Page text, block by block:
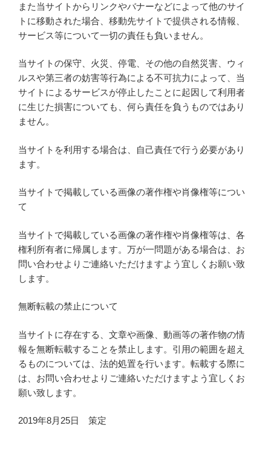
また当サイトからリンクやバナーなどによって他のサイ
トに移動された場合、移動先サイトで提供される情報、
サービス等について一切の責任も負いません。
当サイトの保守、火災、停電、その他の自然災害、ウィ
ルスや第三者の妨害等行為による不可抗力によって、当
サイトによるサービスが停止したことに起因して利用者
に生じた損害についても、何ら責任を負うものではあり
ません。
当サイトを利用する場合は、自己責任で行う必要があり
ます。
当サイトで掲載している画像の著作権や肖像権等につい
て
当サイトで掲載している画像の著作権や肖像権等は、各
権利所有者に帰属します。万が一問題がある場合は、お
問い合わせよりご連絡いただけますよう宜しくお願い致
します。
無断転載の禁止について
当サイトに存在する、文章や画像、動画等の著作物の情
報を無断転載することを禁止します。引用の範囲を超え
るものについては、法的処置を行います。転載する際に
は、お問い合わせよりご連絡いただけますよう宜しくお
願い致します。
2019年8月25日 策定